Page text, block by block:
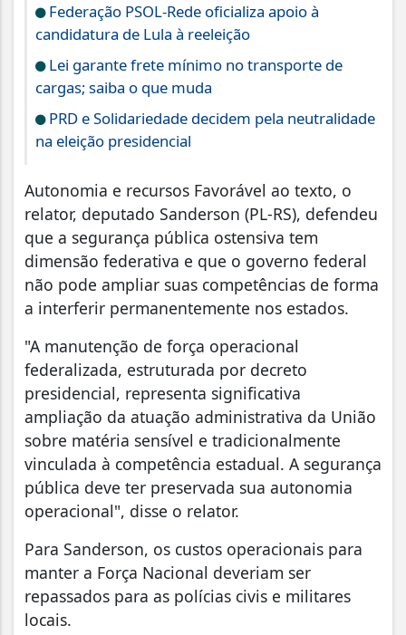
Federação PSOL-Rede oficializa apoio à
candidatura de Lula à reeleição
Lei garante frete mínimo no transporte de
cargas; saiba o que muda
PRD e Solidariedade decidem pela neutralidade
na eleição presidencial
Autonomia e recursos Favorável ao texto, o
relator, deputado Sanderson (PL-RS), defendeu
que a segurança pública ostensiva tem
dimensão federativa e que o governo federal
não pode ampliar suas competências de forma
a interferir permanentemente nos estados.
"A manutenção de força operacional
federalizada, estruturada por decreto
presidencial, representa significativa
ampliação da atuação administrativa da União
sobre matéria sensível e tradicionalmente
vinculada à competência estadual. A segurança
pública deve ter preservada sua autonomia
operacional", disse o relator.
Para Sanderson, os custos operacionais para
manter a Força Nacional deveriam ser
repassados para as polícias civis e militares
locais.